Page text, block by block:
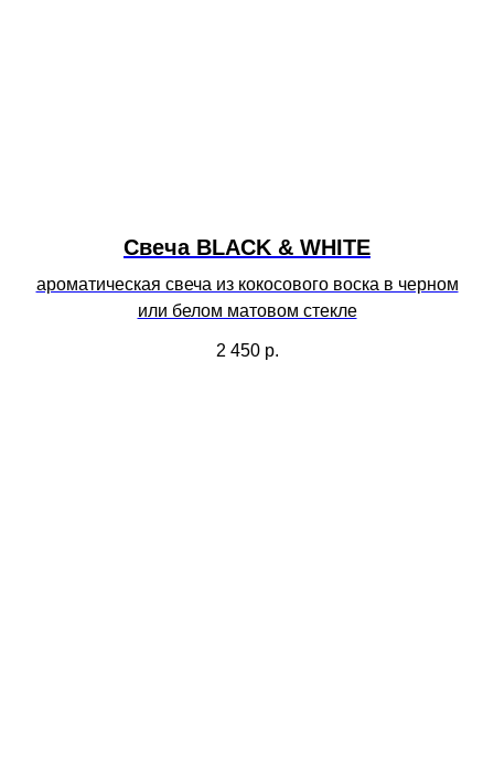
Свеча BLACK & WHITE
ароматическая свеча из кокосового воска в черном
или белом матовом стекле
2 450 р.